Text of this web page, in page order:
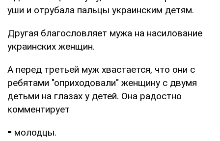
уши и отрубала пальцы украинским детям.
Другая благословляет мужа на насилование
украинских женщин.
А перед третьей муж хвастается, что они с
ребятами "оприходовали" женщину с двумя
детьми на глазах у детей. Она радостно
комментирует
⁃ молодцы.